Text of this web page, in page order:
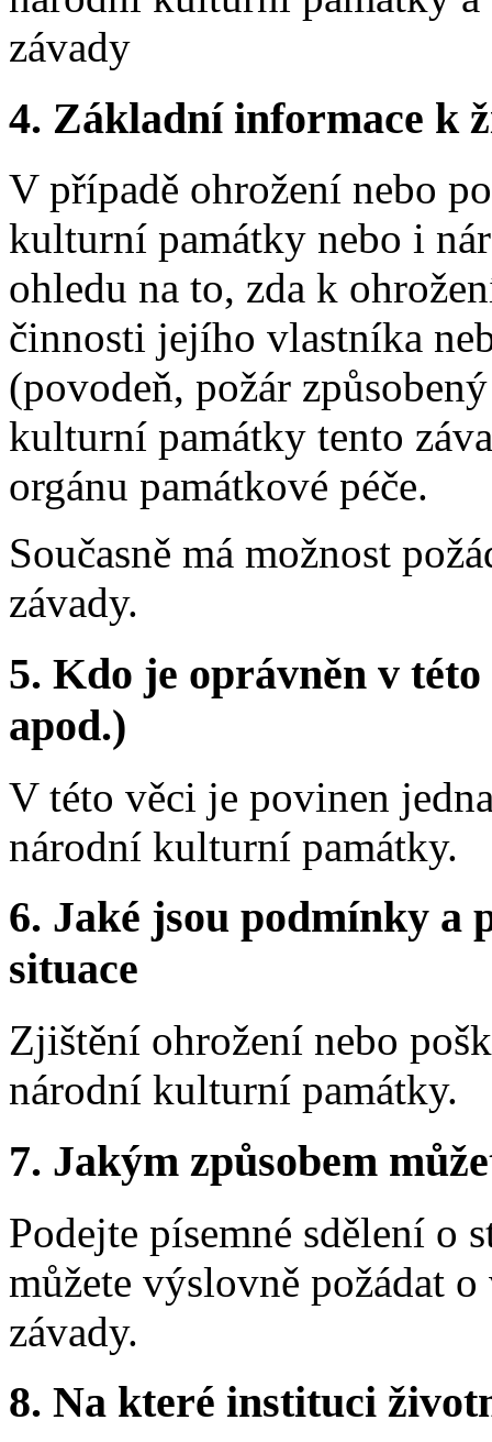
závady
4. Základní informace k
V případě ohrožení nebo
kulturní památky nebo i
ohledu na to, zda k
činnosti jejího vlastníka
(povodeň, požár
kulturní památky tento
orgánu památkové péče.
Současně má možnost
závady.
5. Kdo je oprávněn v
apod.)
V této věci je povinen
národní kulturní památky.
6. Jaké jsou podmínky a
situace
Zjištění ohrožení nebo
národní kulturní památky.
7. Jakým způsobem
Podejte písemné sdělení o
můžete výslovně požádat
závady.
8. Na které instituci